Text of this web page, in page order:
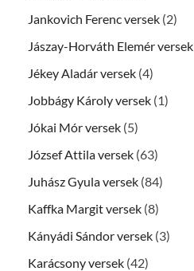
Jankovich Ferenc versek (2)
Jászay-Horváth Elemér versek
Jékey Aladár versek (4)
Jobbágy Károly versek (1)
Jókai Mór versek (5)
József Attila versek (63)
Juhász Gyula versek (84)
Kaffka Margit versek (8)
Kányádi Sándor versek (3)
Karácsony versek (42)